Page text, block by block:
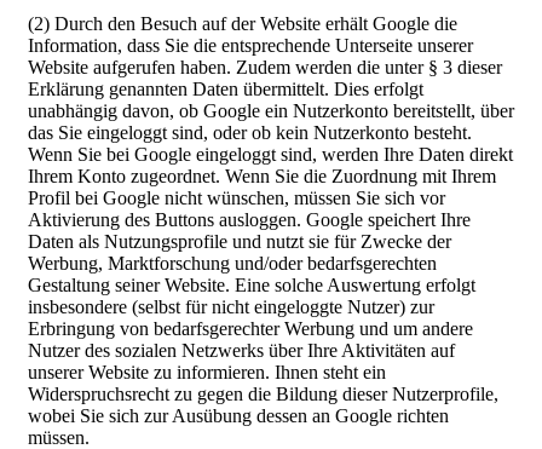
(2) Durch den Besuch auf der Website erhält Google die
Information, dass Sie die entsprechende Unterseite unserer
Website aufgerufen haben. Zudem werden die unter § 3 dieser
Erklärung genannten Daten übermittelt. Dies erfolgt
unabhängig davon, ob Google ein Nutzerkonto bereitstellt, über
das Sie eingeloggt sind, oder ob kein Nutzerkonto besteht.
Wenn Sie bei Google eingeloggt sind, werden Ihre Daten direkt
Ihrem Konto zugeordnet. Wenn Sie die Zuordnung mit Ihrem
Profil bei Google nicht wünschen, müssen Sie sich vor
Aktivierung des Buttons ausloggen. Google speichert Ihre
Daten als Nutzungsprofile und nutzt sie für Zwecke der
Werbung, Marktforschung und/oder bedarfsgerechten
Gestaltung seiner Website. Eine solche Auswertung erfolgt
insbesondere (selbst für nicht eingeloggte Nutzer) zur
Erbringung von bedarfsgerechter Werbung und um andere
Nutzer des sozialen Netzwerks über Ihre Aktivitäten auf
unserer Website zu informieren. Ihnen steht ein
Widerspruchsrecht zu gegen die Bildung dieser Nutzerprofile,
wobei Sie sich zur Ausübung dessen an Google richten
müssen.